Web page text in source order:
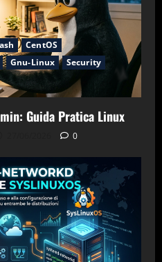
CentOS
Gnu-Linux
Security
Guida Pratica Linux
0